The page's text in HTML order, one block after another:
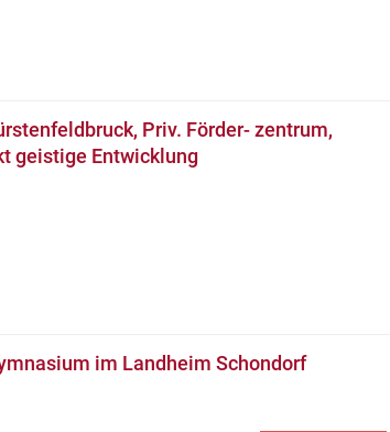
Priv. Förder- zentrum,
geistige Entwicklung
im Landheim Schondorf